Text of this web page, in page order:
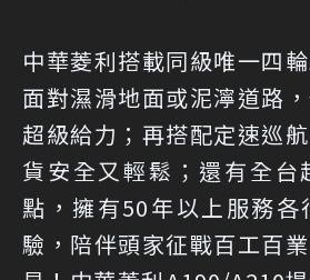
中華菱利搭載同級唯一四
面對濕滑地面或泥濘道路
超級給力；再搭配定速巡
貨安全又輕鬆；還有全台
點，擁有50年以上服務各
驗，陪伴頭家征戰百工百